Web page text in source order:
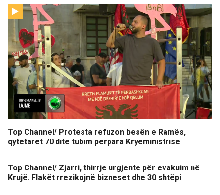
Top Channel/ Protesta refuzon besën e Ramës,
qytetarët 70 ditë tubim përpara Kryeministrisë
Top Channel/ Zjarri, thirrje urgjente për evakuim në
Krujë. Flakët rrezikojnë bizneset dhe 30 shtëpi